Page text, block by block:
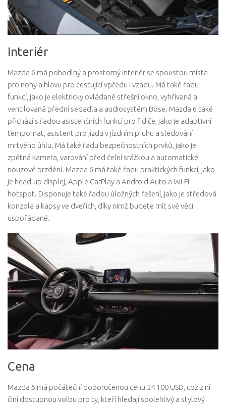
Interiér
Mazda 6 má pohodlný a prostorný interiér se spoustou místa
pro nohy a hlavu pro cestující vpředu i vzadu. Má také řadu
funkcí, jako je elektricky ovládané střešní okno, vyhřívaná a
ventilovaná přední sedadla a audiosystém Bose. Mazda 6 také
přichází s řadou asistenčních funkcí pro řidiče, jako je adaptivní
tempomat, asistent pro jízdu v jízdním pruhu a sledování
mrtvého úhlu. Má také řadu bezpečnostních prvků, jako je
zpětná kamera, varování před čelní srážkou a automatické
nouzové brzdění. Mazda 6 má také řadu praktických funkcí, jako
je head-up displej, Apple CarPlay a Android Auto a Wi-Fi
hotspot. Disponuje také řadou úložných řešení, jako je středová
konzola a kapsy ve dveřích, díky nimž budete mít své věci
uspořádané.
Cena
Mazda 6 má počáteční doporučenou cenu 24 100 USD, což z ní
činí dostupnou volbu pro ty, kteří hledají spolehlivý a stylový